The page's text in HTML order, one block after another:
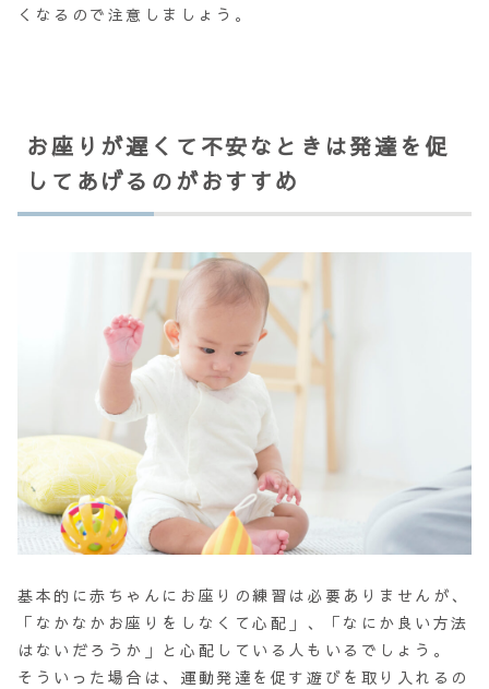
くなるので注意しましょう。
お座りが遅くて不安なときは発達を促
してあげるのがおすすめ
基本的に赤ちゃんにお座りの練習は必要ありませんが、
「 なかなかお座りをしなくて心配」、「なにか良い方法
はないだろうか」 と心配している人もいるでしょう。
そういった場合は、運動発達を促す遊びを取り入れるの